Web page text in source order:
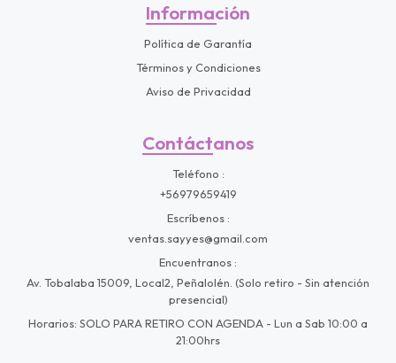
Información
Política de Garantía
Términos y Condiciones
Aviso de Privacidad
Contáctanos
Teléfono
+56979659419
Escríbenos
ventas.sayyes@gmail.com
Encuentranos
Av. Tobalaba 15009, Local2, Peñalolén. (Solo retiro - Sin atención
presencial)
Horarios: SOLO PARA RETIRO CON AGENDA - Lun a Sab 10:00 a
21:00hrs